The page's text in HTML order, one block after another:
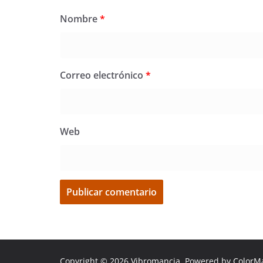
Nombre*
Correo electrónico *
Web